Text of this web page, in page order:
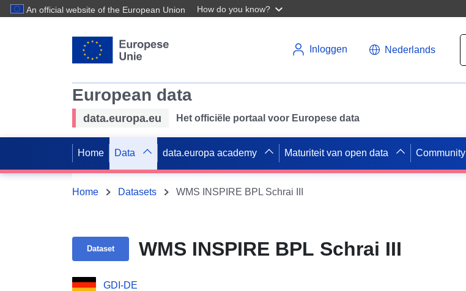
An official website of the European Union How do you know?
Inloggen Nederlands
European data
data.europa.eu Het officiële portaal voor Europese data
Home Data data.europa academy Maturiteit van open data Community
Home Datasets WMS INSPIRE BPL Schrai III
Dataset WMS INSPIRE BPL Schrai III
GDI-DE